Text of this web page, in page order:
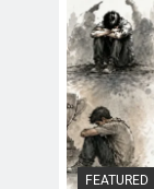
FEATURED